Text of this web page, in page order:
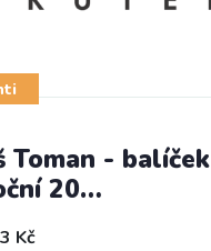
Toman - balíček
20…
Kč